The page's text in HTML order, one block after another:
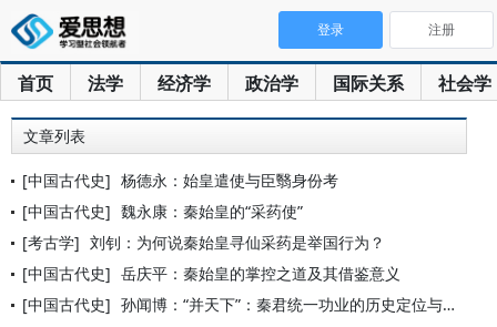
首页 法学 经济学 政治学 国际关系 社会学
登录 注册
文章列表
[中国古代史] 杨德永：始皇遣使与臣翳身份考
[中国古代史] 魏永康：秦始皇的“采药使”
[考古学] 刘钊：为何说秦始皇寻仙采药是举国行为？
[中国古代史] 岳庆平：秦始皇的掌控之道及其借鉴意义
[中国古代史] 孙闻博：“并天下”：秦君统一功业的历史定位与政治表述